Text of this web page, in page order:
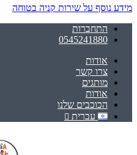
מידע נוסף על שירות קניה בטוחה
התחברות
0545241880
אודות
צרו קשר
מותגים
אודות
הכוכבים שלנו
עברית